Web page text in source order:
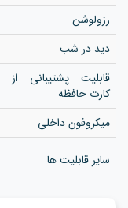
رزولوشن
دید در شب
قابلیت پشتیبانی از
کارت حافظه
میکروفون داخلی
سایر قابلیت ها